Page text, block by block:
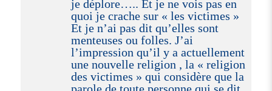
je déplore….. Et je ne vois pas en
quoi je crache sur « les victimes »
Et je n’ai pas dit qu’elles sont
menteuses ou folles. J’ai
l’impression qu’il y a actuellement
une nouvelle religion , la « religion
des victimes » qui considère que la
parole de toute personne qui se dit